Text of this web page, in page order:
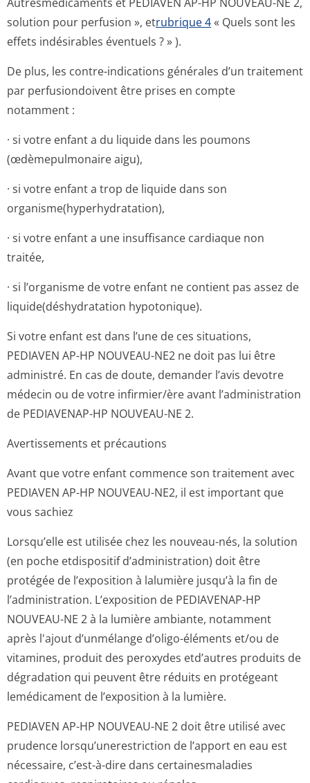
solution pour perfusion », etrubrique 4« Quels sont les
effets indésirables éventuels ? » ).
De plus, les contre-indications générales d’un traitement
par perfusiondoivent être prises en compte
notamment :
· si votre enfant a du liquide dans les poumons
(œdèmepulmona­ire aigu),
· si votre enfant a trop de liquide dans son
organisme(hyper­hydratation),
· si votre enfant a une insuffisance cardiaque non
traitée,
· si l’organisme de votre enfant ne contient pas assez de
liquide(déshy­dratation hypotonique).
Si votre enfant est dans l’une de ces situations,
PEDIAVEN AP-HP NOUVEAU-NE2 ne doit pas lui être
administré. En cas de doute, demander l’avis devotre
médecin ou de votre infirmier/ère avant l’administration
de PEDIAVENAP-HP NOUVEAU-NE 2.
Avertissements et précautions
Avant que votre enfant commence son traitement avec
PEDIAVEN AP-HP NOUVEAU-NE2, il est important que
vous sachiez
Lorsqu’elle est utilisée chez les nouveau-nés, la solution
(en poche etdispositif d’administration) doit être
protégée de l’exposition à lalumière jusqu’à la fin de
l’administration. L’exposition de PEDIAVENAP-HP
NOUVEAU-NE 2 à la lumière ambiante, notamment
après l'ajout d’unmélange d’oligo-éléments et/ou de
vitamines, produit des peroxydes etd’autres produits de
dégradation qui peuvent être réduits en protégeant
lemédicament de l’exposition à la lumière.
PEDIAVEN AP-HP NOUVEAU-NE 2 doit être utilisé avec
prudence lorsqu’uneres­triction de l’apport en eau est
nécessaire, c’est-à-dire dans certainesmaladies